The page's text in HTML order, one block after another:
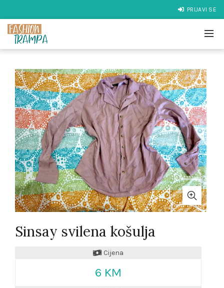
PRIJAVI SE
Sinsay svilena košulja
Cijena
6 KM